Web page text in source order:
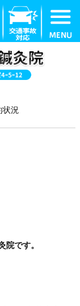
状況
院です。